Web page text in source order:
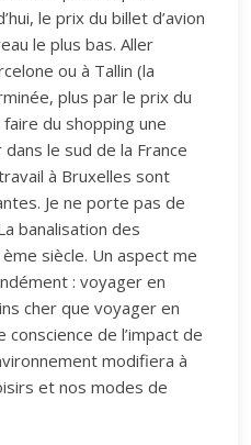
le prix du billet d’avion
le plus bas. Aller
ou à Tallin (la
plus par le prix du
du shopping une
le sud de la France
à Bruxelles sont
Je ne porte pas de
banalisation des
siècle. Un aspect me
: voyager en
cher que voyager en
de l’impact de
modifiera à
et nos modes de